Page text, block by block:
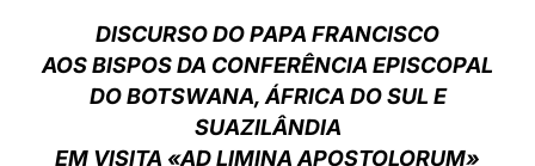
中文
LATINE
DISCURSO DO PAPA FRANCISCO
AOS BISPOS DA CONFERÊNCIA EPISCOPAL
DO BOTSWANA, ÁFRICA DO SUL E
SUAZILÂNDIA
EM VISITA «AD LIMINA APOSTOLORUM»